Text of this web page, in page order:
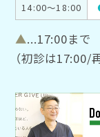
14:00～18:00
▲...17:00まで
（初診は17:00/